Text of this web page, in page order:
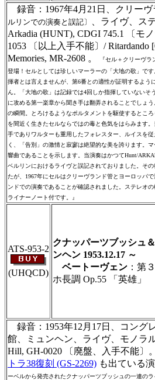
録音：1967年4月21日、クリーヴ
ルリンでの演奏と誤記〕
、ライヴ、ス
Arkadia (HUNT), CDGI 745.1 〔モ
1053 〔以上入手不能〕/ Ritardando
Memories, MR-2608 。
『セル＋クリーヴ
登場！セルとしては珍しいマーラーの「大地の歌」で
揮者とは言えませんが、第6番との適性が証明するよう
ん。「大地の歌」は記録では4回しか指揮していないそ
に攻める第一楽章から聞き手は翻弄されることでしょ
の瞬間。とろけるようなポルタメントを駆使するとこ
を間近く生きたセルならではの毒と色気をはらみます
手でありワルターも重用したフォレスター、ルイスを
く、「告別」の激情と寂寥は絶望的な美を誇ります。
響曲であることを示します。当演奏はかつてHunt/
ベルリンにおけるライヴと誤記されておりました。そ
たが、1967年にセルはクリーヴランド管とヨーロッパ
ンドでの演奏であることが確認されました。ステレオ
ライナーノート付です。』
ATS-953-2
(UHQCD)
クナッパーツブッシュ
ンヘン 1953.12.17 ～
ベートーヴェン ：第
ホ長調 Op.55 「英雄」
録音：1953年12月17日、コング
館、ミュンヘン、ライヴ、モノラ
Hill, GH-0020 〔廃盤、入手不能〕
トラ38復刻 (GS-2269) も出ている演
ーベルから発売されたクナッパーツブッシュの一連の